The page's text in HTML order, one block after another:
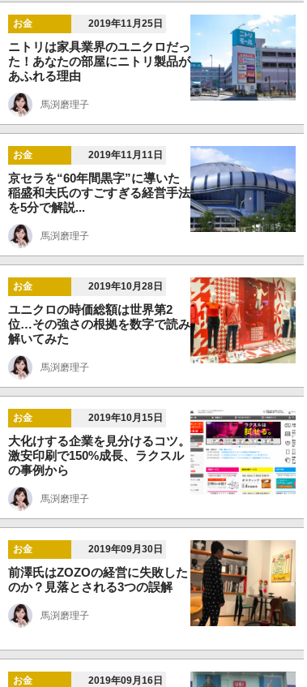
お金 2019年11月25日
ニトリは家具業界のユニクロだっ
た！あなたの部屋にニトリ製品が
あふれる理由
馬渕磨理子
お金 2019年11月11日
京セラを“60年間黒字”に導いた
稲盛和夫氏のすごすぎる経営手法
を5分で解説...
馬渕磨理子
お金 2019年10月28日
ユニクロの時価総額は世界第2
位…その強さの根拠を数字で読み
解いてみた
馬渕磨理子
お金 2019年10月15日
大化けする企業を見分けるコツ。
激安印刷で150%成長、ラクスル
の事例から
馬渕磨理子
お金 2019年09月30日
前澤氏はZOZOの経営に失敗した
のか？見落とされる3つの誤解
馬渕磨理子
お金 2019年09月16日